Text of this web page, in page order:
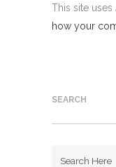
This site
how your
SEARCH